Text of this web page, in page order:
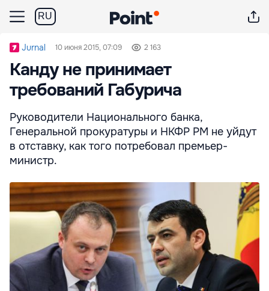
RU
Jurnal 10 июня 2015, 07:09 2 163
Канду не принимает
требований Габурича
Руководители Национального банка,
Генеральной прокуратуры и НКФР РМ не уйдут
в отставку, как того потребовал премьер-
министр.